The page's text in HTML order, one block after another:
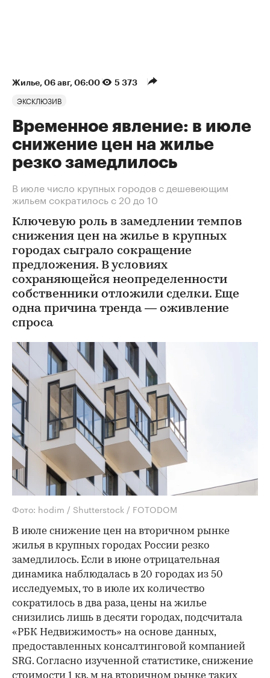
Жилье⁠, 06 авг, 06:00 5 373
ЭКСКЛЮЗИВ
Временное явление: в июле
снижение цен на жилье
резко замедлилось
В июле число крупных городов с дешевеющим
жильем сократилось с 20 до 10
Ключевую роль в замедлении темпов
снижения цен на жилье в крупных
городах сыграло сокращение
предложения. В условиях
сохраняющейся неопределенности
собственники отложили сделки. Еще
одна причина тренда — оживление
спроса
Фото: hodim / Shutterstock / FOTODOM
В июле снижение цен на вторичном рынке
жилья в крупных городах России резко
замедлилось. Если в июне отрицательная
динамика наблюдалась в 20 городах из 50
исследуемых, то в июле их количество
сократилось в два раза, цены на жилье
снизились лишь в десяти городах, подсчитала
«РБК Недвижимость» на основе данных,
предоставленных консалтинговой компанией
SRG. Согласно изученной статистике, снижение
стоимости 1 кв. м на вторичном рынке таких